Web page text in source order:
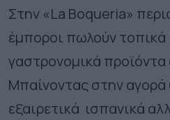
Στην «La Boqueria»
έμποροι πωλούν τοπικά
γαστρονομικά προϊόντα
Μπαίνοντας στην αγορά
εξαιρετικά ισπανικά